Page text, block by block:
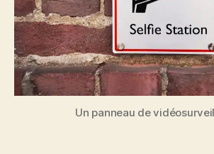
Un panneau de